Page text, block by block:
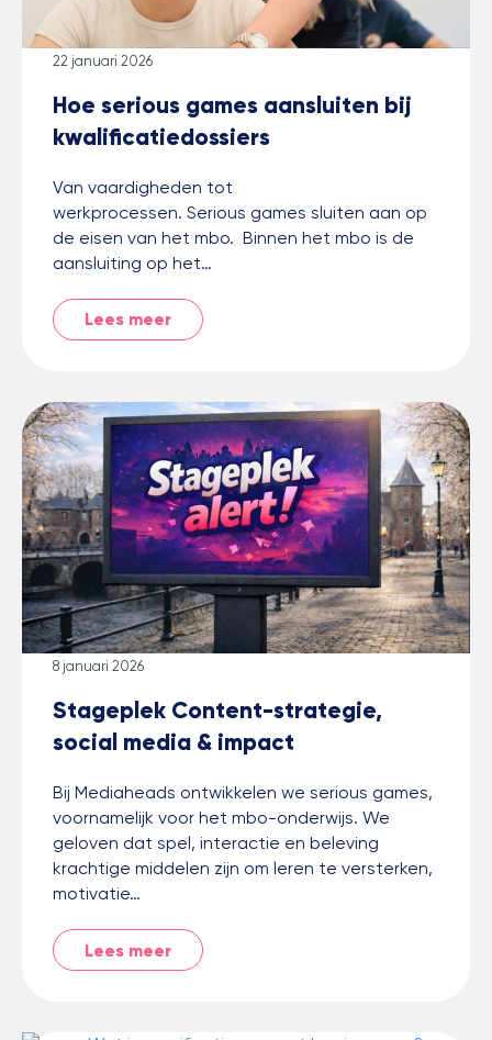
Hoe serious games aansluiten bij
kwalificatiedossiers
22 januari 2026
Van vaardigheden tot
werkprocessen. Serious games sluiten aan op
de eisen van het mbo. Binnen het mbo is de
aansluiting op het…
Lees meer
Stageplek Content-strategie,
social media & impact
8 januari 2026
Bij Mediaheads ontwikkelen we serious games,
voornamelijk voor het mbo-onderwijs. We
geloven dat spel, interactie en beleving
krachtige middelen zijn om leren te versterken,
motivatie…
Lees meer